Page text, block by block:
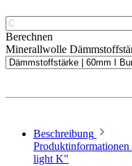
Berechnen
Minerallwolle
Beschreibung
Produktinformationen
light K"